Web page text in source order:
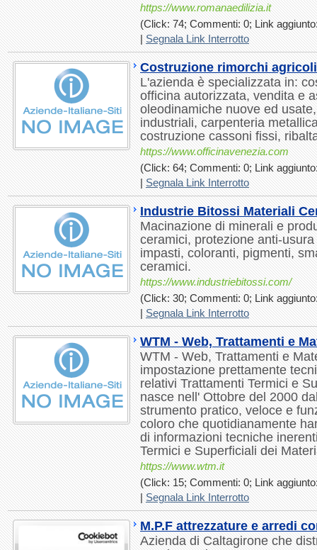
https://www.romanaedilizia.it
(Click: 74; Commenti: 0; Link
|Segnala Link Interrotto
Costruzione rimorchi agricoli
L'azienda è specializzata in:
officina autorizzata, vendita e
oleodinamiche nuove ed
industriali, carpenteria
costruzione cassoni fissi,
https://www.officinavenezia.com
(Click: 64; Commenti: 0; Link
|Segnala Link Interrotto
Industrie Bitossi Materiali
Macinazione di minerali e
ceramici, protezione anti-
impasti, coloranti, pigmenti,
ceramici.
https://www.industriebitossi.com/
(Click: 30; Commenti: 0; Link
|Segnala Link Interrotto
WTM - Web, Trattamenti e
WTM - Web, Trattamenti e
impostazione prettamente
relativi Trattamenti Termici e
nasce nell' Ottobre del 2000
strumento pratico, veloce e
coloro che quotidianamente
di informazioni tecniche
Termici e Superficiali dei
https://www.wtm.it
(Click: 15; Commenti: 0; Link
|Segnala Link Interrotto
M.P.F attrezzature e arredi
Azienda di Caltagirone che